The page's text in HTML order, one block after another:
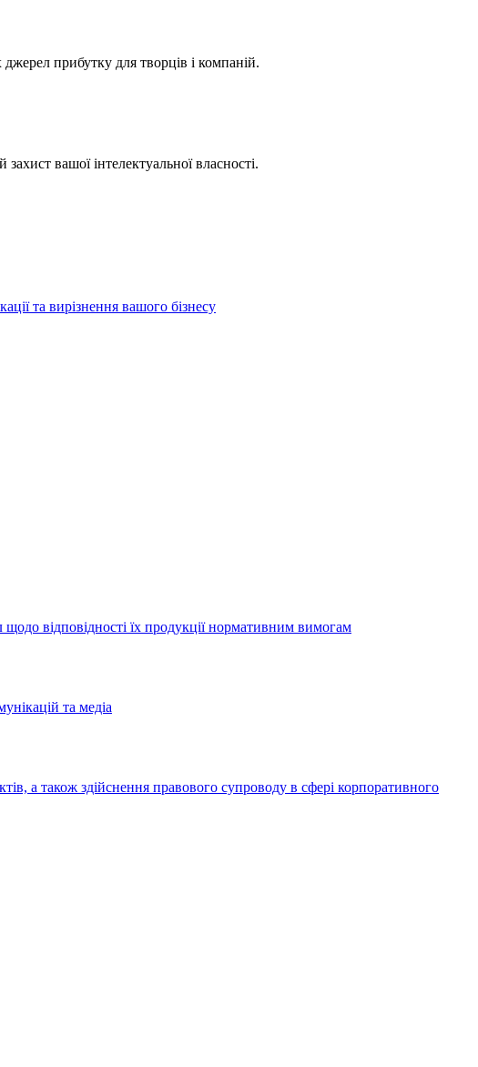
прибутку для творців і компаній.
вашої інтелектуальної власності.
та вирізнення вашого бізнесу
відповідності їх продукції нормативним вимогам
та медіа
а також здійснення правового супроводу в сфері корпоративного